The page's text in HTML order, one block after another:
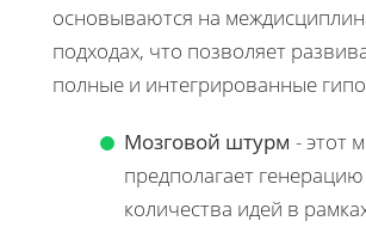
основываются на
подходах, что позволяет
полные и интегрированные
Мозговой штурм - этот
предполагает
количества идей в